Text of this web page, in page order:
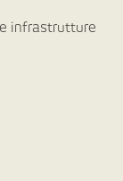
infrastrutture